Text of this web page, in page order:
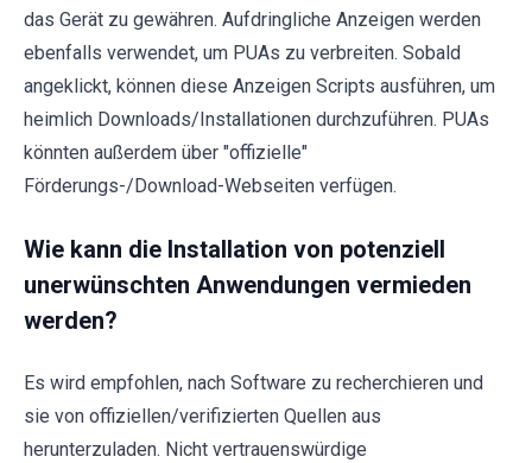
das Gerät zu gewähren. Aufdringliche Anzeigen werden
ebenfalls verwendet, um PUAs zu verbreiten. Sobald
angeklickt, können diese Anzeigen Scripts ausführen, um
heimlich Downloads/Installationen durchzuführen. PUAs
könnten außerdem über "offizielle"
Förderungs-/Download-Webseiten verfügen.
Wie kann die Installation von potenziell
unerwünschten Anwendungen vermieden
werden?
Es wird empfohlen, nach Software zu recherchieren und
sie von offiziellen/verifizierten Quellen aus
herunterzuladen. Nicht vertrauenswürdige